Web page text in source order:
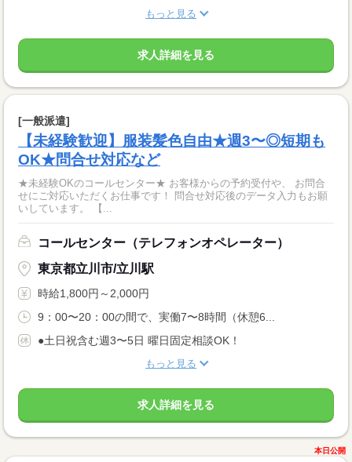
もっと見る
求人詳細を見る
[一般派遣]
【未経験歓迎】服装髪色自由★週3〜◎短期も
OK★問合せ対応など
★未経験OKのコールセンター★ お客様からの予約受付や、 お問合
せにご対応いただくお仕事です！ 問合せ対応後のデータ入力もお願
いしています。 【...
コールセンター（テレフォンオペレーター）
東京都立川市/立川駅
時給1,800円～2,000円
9：00〜20：00の間で、実働7〜8時間（休憩6...
●土日祝含む週3〜5日 曜日固定相談OK！
もっと見る
求人詳細を見る
本日公開